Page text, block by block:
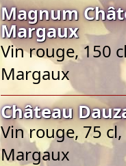
Magnum
Margaux
Vin rouge, 150
Margaux
Château
Vin rouge, 75
Margaux